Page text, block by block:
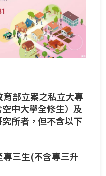
部立案之私立大專
中大學全修生）及
所者，但不含以下
專三生(不含專三升